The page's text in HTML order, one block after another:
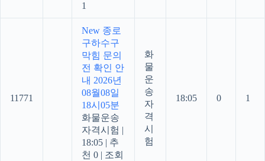
1
11771
New 종로
구하수구
막힘 문의
전 확인 안
내 2026년
08월08일
18시05분
화물운송
자격시험 |
18:05 | 추
천 0 | 조회
화
물
운
송
자
격
시
험
18:05 0 1